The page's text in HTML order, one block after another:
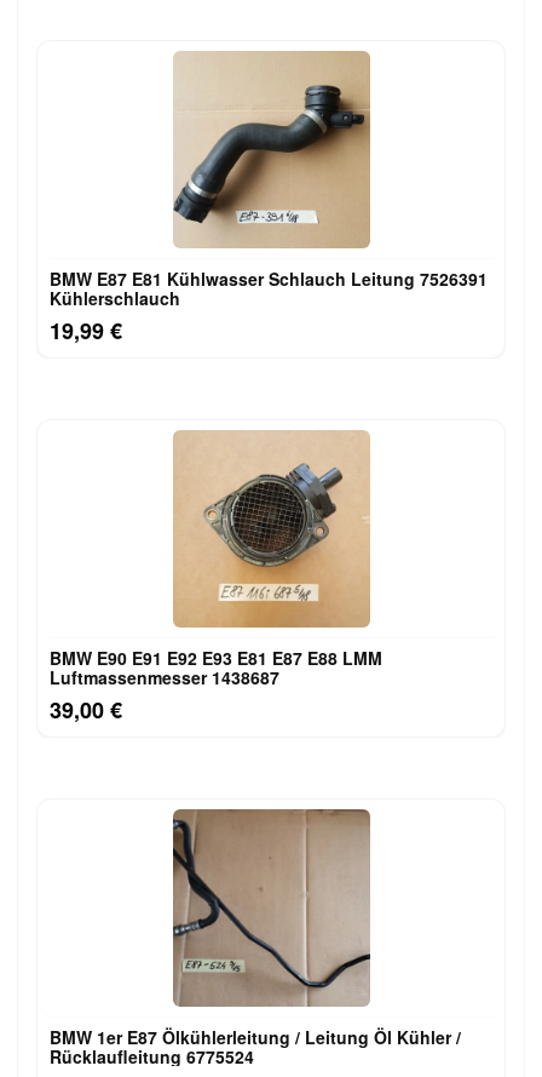
BMW E87 E81 Kühlwasser Schlauch Leitung 7526391
Kühlerschlauch
19,99 €
BMW E90 E91 E92 E93 E81 E87 E88 LMM
Luftmassenmesser 1438687
39,00 €
BMW 1er E87 Ölkühlerleitung / Leitung Öl Kühler /
Rücklaufleitung 6775524